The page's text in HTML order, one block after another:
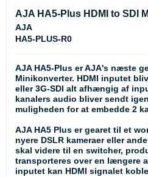
AJA HA5-Plus HDMI to SDI
AJA
HA5-PLUS-R0
AJA HA5-Plus er AJA's næste
Minikonverter. HDMI inputet
eller 3G-SDI alt afhængig af
kanalers audio bliver sendt
muligheden for at embedde 2
AJA HA5 Plus er gearet til et
nyere DSLR kameraer eller
skal videre til en switcher,
transporteres over en længere
inputet kan HDMI signalet